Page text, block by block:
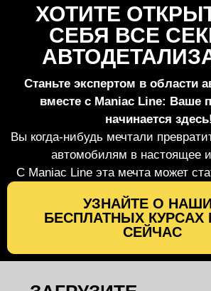
ХОТИТЕ
СЕБЯ ВСЕ
Станьте экспертом в области
вместе с Maniac Line: Ваше
начинается здесь!
Вы когда-нибудь мечтали
автомобилям в настоящее
С Maniac Line эта мечта может
УЗНАЙТЕ О
БЕСПЛАТНЫХ КУРСАХ
СЕЙЧАС